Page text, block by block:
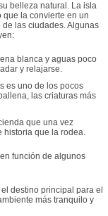
belleza natural. La isla
que la convierte en un
las ciudades. Algunas
blanca y aguas poco
y relajarse.
es uno de los pocos
las criaturas más
que una vez
historia que la rodea.
función de algunos
destino principal para el
más tranquilo y